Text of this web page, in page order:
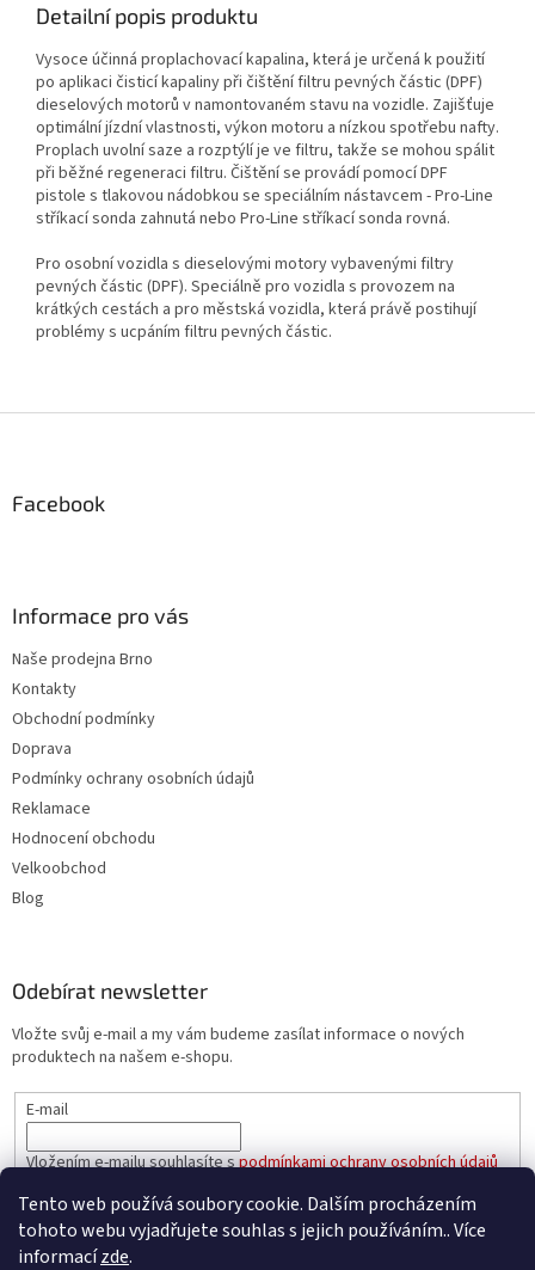
Tento web používá soubory cookie. Dalším procházením
tohoto webu vyjadřujete souhlas s jejich používáním.. Více
informacízde.
Detailní popis produktu
Vysoce účinná proplachovací kapalina, která je určená k použití
po aplikaci čisticí kapaliny při čištění filtru pevných částic (DPF)
dieselových motorů v namontovaném stavu na vozidle. Zajišťuje
optimální jízdní vlastnosti, výkon motoru a nízkou spotřebu nafty.
Proplach uvolní saze a rozptýlí je ve filtru, takže se mohou spálit
při běžné regeneraci filtru. Čištění se provádí pomocí DPF
pistole s tlakovou nádobkou se speciálním nástavcem - Pro-Line
stříkací sonda zahnutá nebo Pro-Line stříkací sonda rovná.
Pro osobní vozidla s dieselovými motory vybavenými filtry
pevných částic (DPF). Speciálně pro vozidla s provozem na
krátkých cestách a pro městská vozidla, která právě postihují
problémy s ucpáním filtru pevných částic.
Facebook
Informace pro vás
Naše prodejna Brno
Kontakty
Obchodní podmínky
Doprava
Podmínky ochrany osobních údajů
Reklamace
Hodnocení obchodu
Velkoobchod
Blog
Odebírat newsletter
Vložte svůj e-mail a my vám budeme zasílat informace o nových
produktech na našem e-shopu.
E-mail
Vložením e-mailu souhlasíte spodmínkami ochrany osobních údajů
PŘIHLÁSIT SE